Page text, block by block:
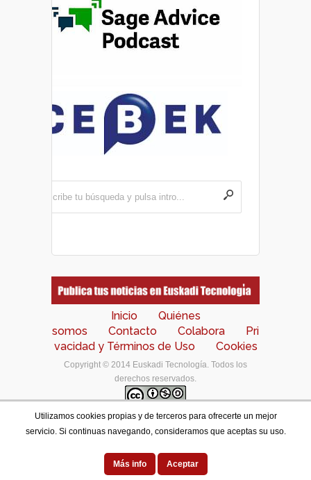
Inicio
Quiénes
somos
Contacto Colabora
Pri
vacidad y Términos de Uso
Cookies
Copyright © 2014 Euskadi Tecnología. Todos los
derechos reservados.
Los contenidos de este portal están bajo unalicencia
de Creative Commons Reconocimiento-NoComercial-
Designed by
Utilizamos cookies propias y de terceros para ofrecerte un mejor
servicio. Si continuas navegando, consideramos que aceptas su uso.
Más info Aceptar